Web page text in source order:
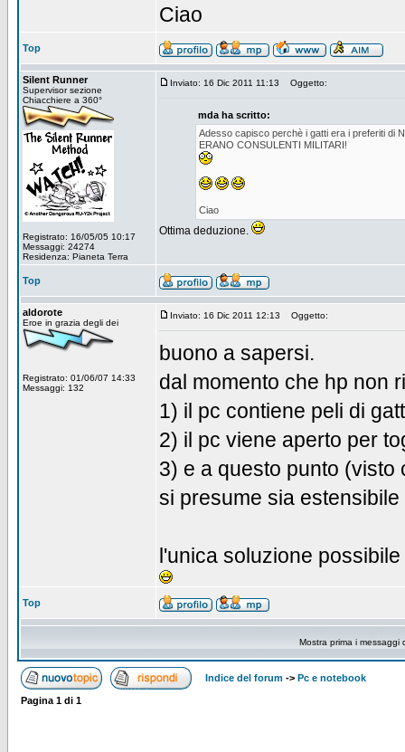
Ciao
Top
Silent Runner
Supervisor sezione
Chiacchiere a 360°
Registrato: 16/05/05 10:17
Messaggi: 24274
Residenza: Pianeta Terra
Inviato: 16 Dic 2011 11:13 Oggetto:
mda ha scritto:
Adesso capisco perchè i gatti era i preferiti di
ERANO CONSULENTI MILITARI!
Ciao
Ottima deduzione.
Top
aldorote
Eroe in grazia degli dei
Registrato: 01/06/07 14:33
Messaggi: 132
Inviato: 16 Dic 2011 12:13 Oggetto:
buono a sapersi.
dal momento che hp non
1) il pc contiene peli di
2) il pc viene aperto per
3) e a questo punto
si presume sia
l'unica soluzione
Top
Mostra prima i messaggi
Indice del forum -> Pc e notebook
Pagina 1 di 1